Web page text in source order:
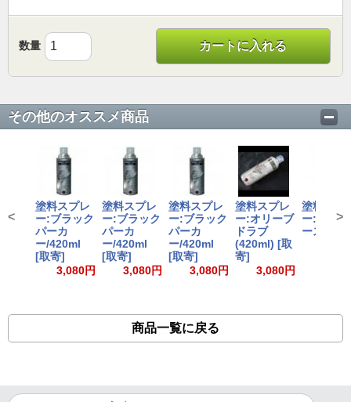
数量 カートに入れる
その他のオススメ商品
塗料スプレ
ー:ブラック
パーカ
ー/420ml
[取寄]
3,080円
塗料スプレ
ー:ブラック
パーカ
ー/420ml
[取寄]
3,080円
塗料スプレ
ー:ブラック
パーカ
ー/420ml
[取寄]
3,080円
塗料スプレ
ー:オリーブ
ドラブ
(420ml) [取
寄]
3,080円
塗料スプ
ー:ダー
ース/
< >
商品一覧に戻る